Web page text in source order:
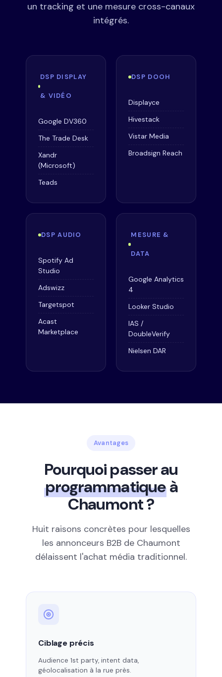
un tracking et une mesure cross-canaux
intégrés.
DSP DISPLAY
& VIDÉO
Google DV360
The Trade Desk
Xandr
(Microsoft)
Teads
DSP DOOH
Displayce
Hivestack
Vistar Media
Broadsign Reach
DSP AUDIO
Spotify Ad
Studio
Adswizz
Targetspot
Acast
Marketplace
MESURE &
DATA
Google Analytics
4
Looker Studio
IAS /
DoubleVerify
Nielsen DAR
Avantages
Pourquoi passer au
programmatiqueà
Chaumont ?
Huit raisons concrètes pour lesquelles
les annonceurs B2B de Chaumont
délaissent l'achat média traditionnel.
Ciblage précis
Audience 1st party, intent data,
géolocalisation à la rue près.